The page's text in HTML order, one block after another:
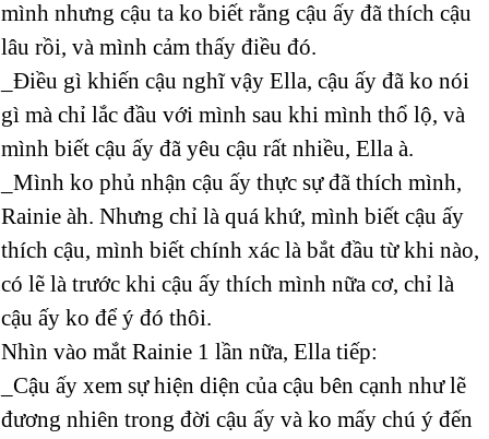
mình nhưng cậu ta ko biết rằng cậu ấy đã thích cậu
lâu rồi, và mình cảm thấy điều đó.
_Điều gì khiến cậu nghĩ vậy Ella, cậu ấy đã ko nói
gì mà chỉ lắc đầu với mình sau khi mình thổ lộ, và
mình biết cậu ấy đã yêu cậu rất nhiều, Ella à.
_Mình ko phủ nhận cậu ấy thực sự đã thích mình,
Rainie àh. Nhưng chỉ là quá khứ, mình biết cậu ấy
thích cậu, mình biết chính xác là bắt đầu từ khi nào,
có lẽ là trước khi cậu ấy thích mình nữa cơ, chỉ là
cậu ấy ko để ý đó thôi.
Nhìn vào mắt Rainie 1 lần nữa, Ella tiếp:
_Cậu ấy xem sự hiện diện của cậu bên cạnh như lẽ
đương nhiên trong đời cậu ấy và ko mấy chú ý đến